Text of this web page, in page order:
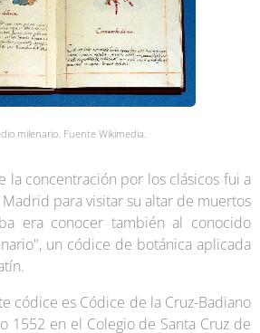
milenario. Fuente Wikimedia.
la concentración por los clásicos fui a
para visitar su altar de muertos
era conocer también al conocido
un códice de botánica aplicada
códice es Códice de la Cruz-Badiano
1552 en el Colegio de Santa Cruz de